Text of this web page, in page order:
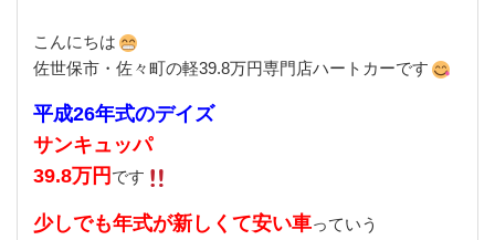
こんにちは
佐世保市・佐々町の軽39.8万円専門店ハートカーです
平成26年式のデイズ
サンキュッパ
39.8万円 です
少しでも年式が新しくて安い車っていう